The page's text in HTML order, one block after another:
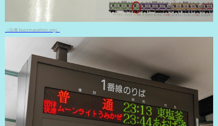
（出典 buzzmarathon.org）